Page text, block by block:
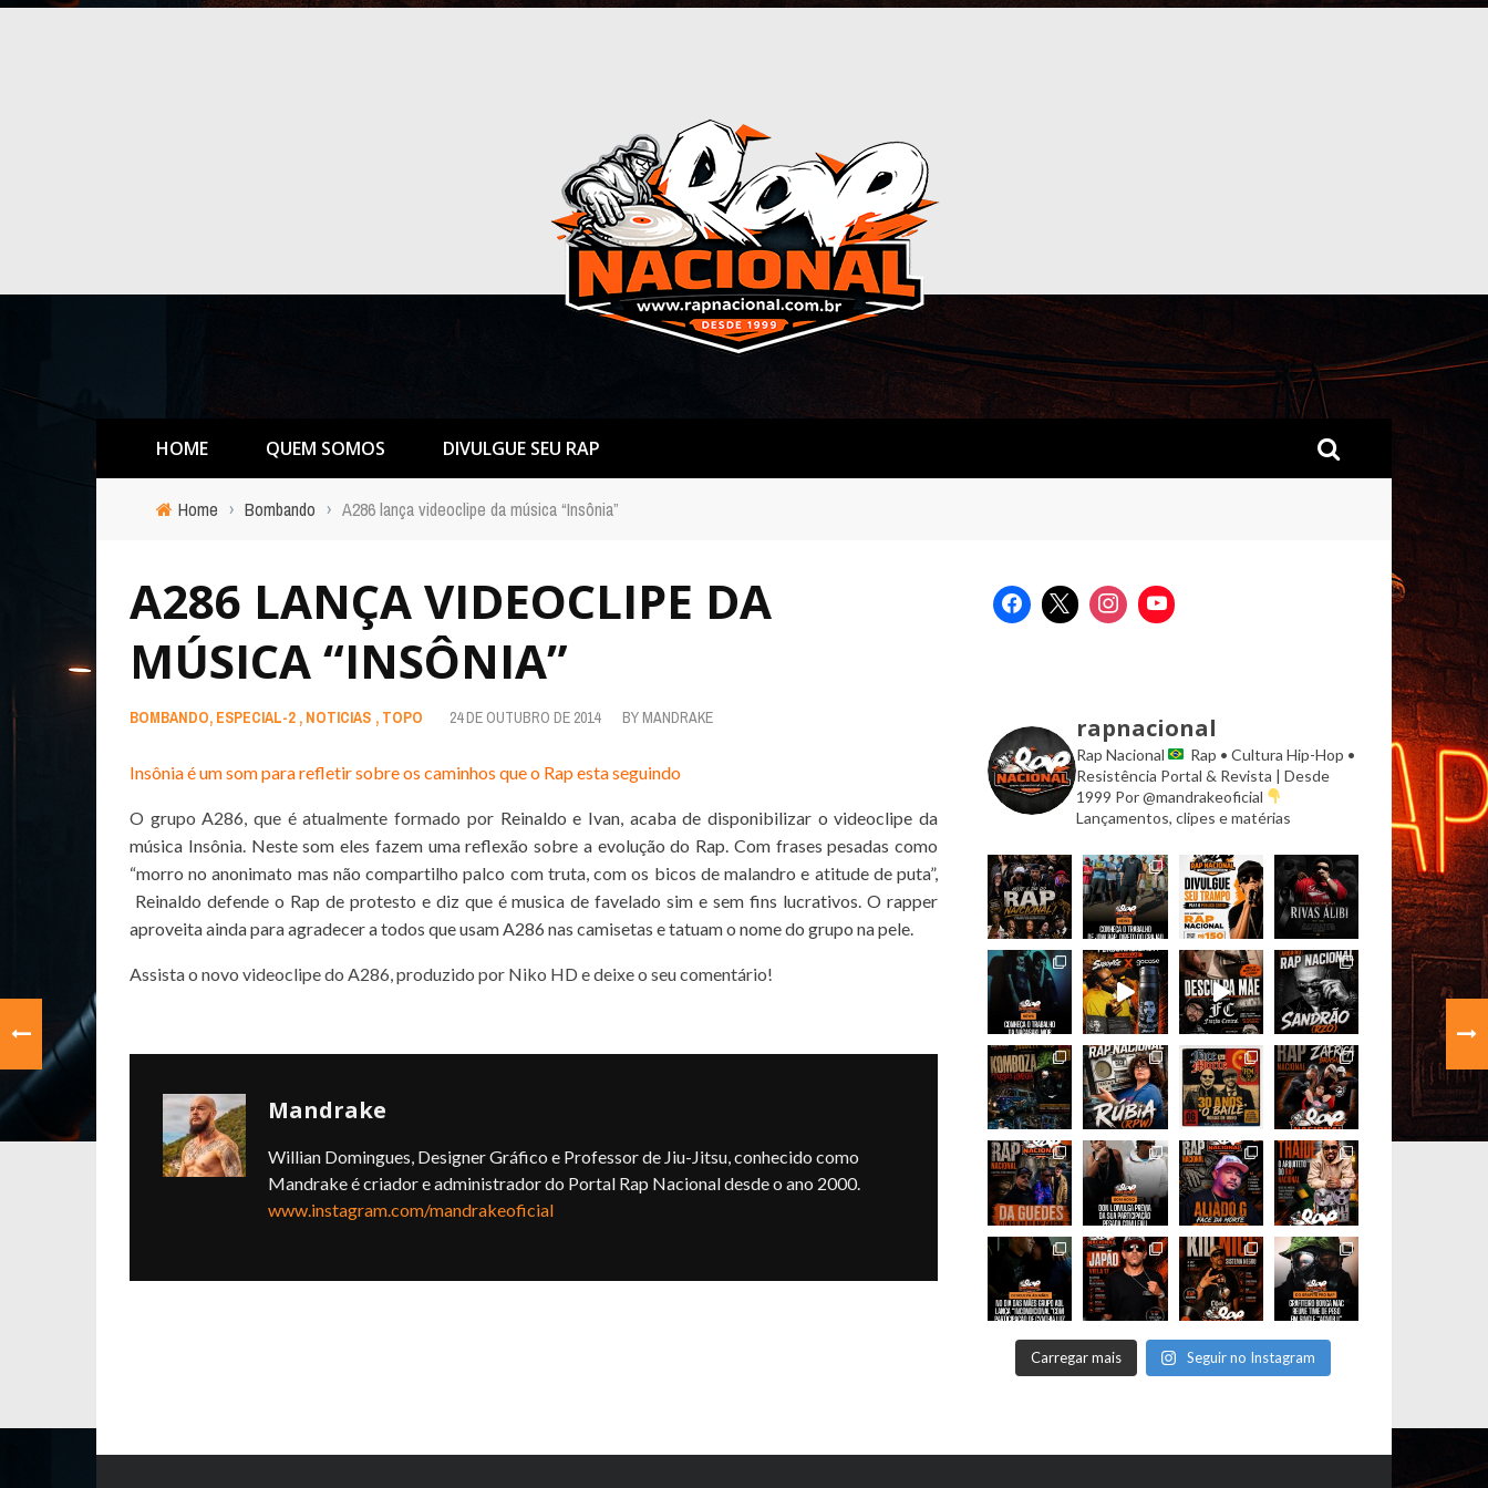
HOME QUEM SOMOS DIVULGUE SEU RAP
Home › Bombando › A286 lança videoclipe da música “Insônia”
A286 LANÇA VIDEOCLIPE DA
MÚSICA “INSÔNIA”
BOMBANDO, ESPECIAL-2 , NOTICIAS , TOPO 24 DE OUTUBRO DE 2014 BY MANDRAKE
Insônia é um som para refletir sobre os caminhos que o Rap esta seguindo
O grupo A286, que é atualmente formado por Reinaldo e Ivan, acaba de disponibilizar o videoclipe da
música Insônia. Neste som eles fazem uma reflexão sobre a evolução do Rap. Com frases pesadas como
“morro no anonimato mas não compartilho palco com truta, com os bicos de malandro e atitude de puta”,
Reinaldo defende o Rap de protesto e diz que é musica de favelado sim e sem fins lucrativos. O rapper
aproveita ainda para agradecer a todos que usam A286 nas camisetas e tatuam o nome do grupo na pele.
Assista o novo videoclipe do A286, produzido por Niko HD e deixe o seu comentário!
Mandrake
Willian Domingues, Designer Gráfico e Professor de Jiu-Jitsu, conhecido como
Mandrake é criador e administrador do Portal Rap Nacional desde o ano 2000.
www.instagram.com/mandrakeoficial
rapnacional
Rap Nacional
Rap • Cultura Hip-Hop •
Resistência Portal & Revista | Desde
1999 Por @mandrakeoficial
Lançamentos, clipes e matérias
Carregar mais Seguir no Instagram